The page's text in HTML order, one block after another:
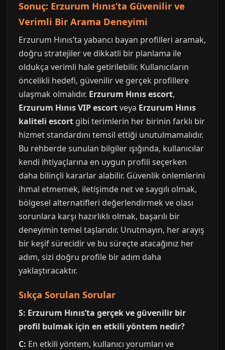
Sonuç: Erzurum Hınıs’ta Güvenilir ve
Verimli Bir Arama Deneyimi
Erzurum Hınıs’ta yabancı bayan profilleri aramak,
doğru stratejiler ve dikkatli bir planlama ile
oldukça verimli hale getirilebilir. Kullanıcıların
öncelikli hedefi, güvenilir ve gerçek profillere
ulaşmak olmalıdır. Erzurum Hınıs escort,
Erzurum Hınıs VIP escortveya Erzurum Hınıs
kaliteli escort gibi terimlerin her birinin farklı bir
hizmet standardını temsil ettiği unutulmamalıdır.
Bu rehberde sunulan bilgiler ışığında, kullanıcılar
kendi ihtiyaçlarına en uygun profili seçerken
daha bilinçli kararlar alabilir. Güvenlik önlemlerini
ihmal etmemek, iletişimde net ve saygılı olmak,
bölgesel alternatifleri değerlendirmek ve olası
sorunlara karşı hazırlıklı olmak, başarılı bir
deneyimin temel taşlarıdır. Unutmayın, her arayış
bir keşif sürecidir ve bu süreçte atacağınız her
adım, sizi doğru profile bir adım daha
yaklaştıracaktır.
Sıkça Sorulan Sorular
S: Erzurum Hınıs’ta gerçek ve güvenilir bir
profil bulmak için en etkili yöntem nedir?
C: En etkili yöntem, kullanıcı yorumları ve